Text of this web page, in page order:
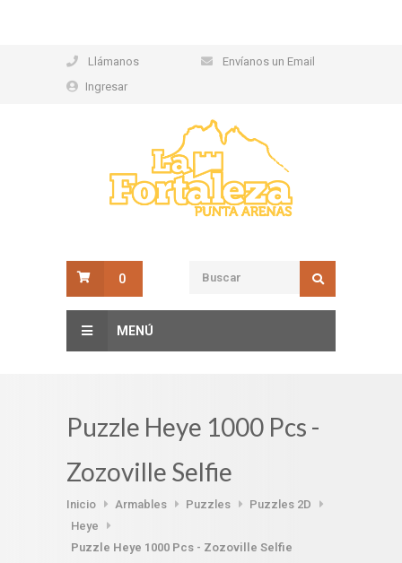
Llámanos
Envíanos un Email
Ingresar
0
MENÚ
Puzzle Heye 1000 Pcs -
Zozoville Selfie
Inicio Armables Puzzles
Puzzles 2D
Heye
Puzzle Heye 1000 Pcs - Zozoville Selfie